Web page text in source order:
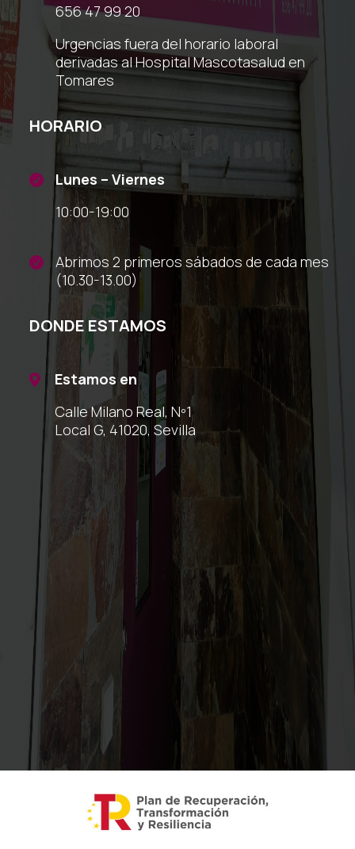
656 47 99 20
Urgencias fuera del horario laboral
derivadas al Hospital Mascotasalud en
Tomares
HORARIO

Lunes – Viernes
10:00-19:00

Abrimos 2 primeros sábados de cada mes
(10.30-13.00)
DONDE ESTAMOS

Estamos en
Calle Milano Real, Nº1
Local G, 41020, Sevilla